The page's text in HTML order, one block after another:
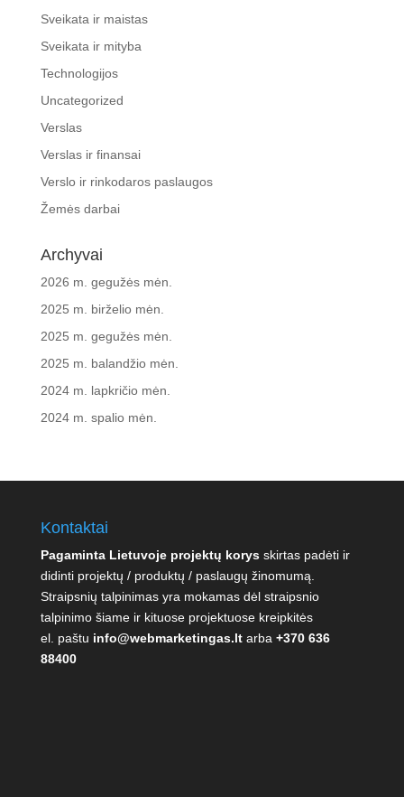
Sveikata ir maistas
Sveikata ir mityba
Technologijos
Uncategorized
Verslas
Verslas ir finansai
Verslo ir rinkodaros paslaugos
Žemės darbai
Archyvai
2026 m. gegužės mėn.
2025 m. birželio mėn.
2025 m. gegužės mėn.
2025 m. balandžio mėn.
2024 m. lapkričio mėn.
2024 m. spalio mėn.
Kontaktai
Pagaminta Lietuvoje projektų korysskirtas padėti ir
didinti projektų / produktų / paslaugų žinomumą.
Straipsnių talpinimas yra mokamas dėl straipsnio
talpinimo šiame ir kituose projektuose kreipkitės
el. paštu info@webmarketingas.ltarba +370 636
88400